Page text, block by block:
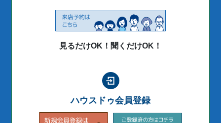
見るだけOK！聞くだけOK！
ハウスドゥ会員登録